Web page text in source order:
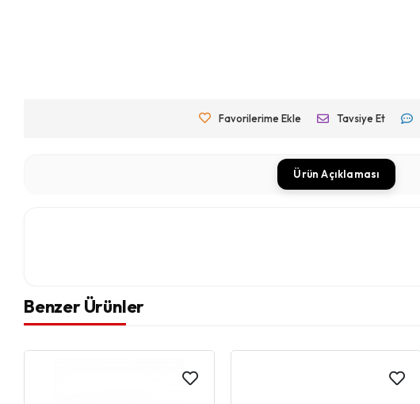
Favorilerime Ekle Tavsiye Et
Ürün Açıklaması
Benzer Ürünler